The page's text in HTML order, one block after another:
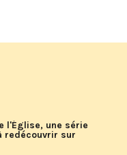
l'Église, une série
redécouvrir sur